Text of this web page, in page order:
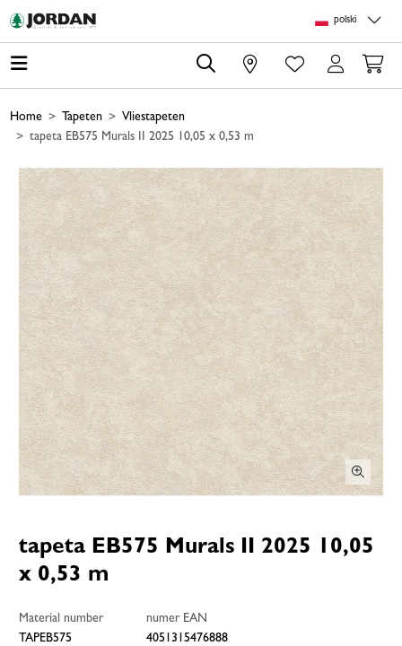
polski
0
Home Tapeten
Vliestapeten
tapeta EB575 Murals II 2025 10,05 x 0,53 m
tapeta EB575 Murals II 2025 10,05
x 0,53 m
Material number
TAPEB575
numer EAN
4051315476888